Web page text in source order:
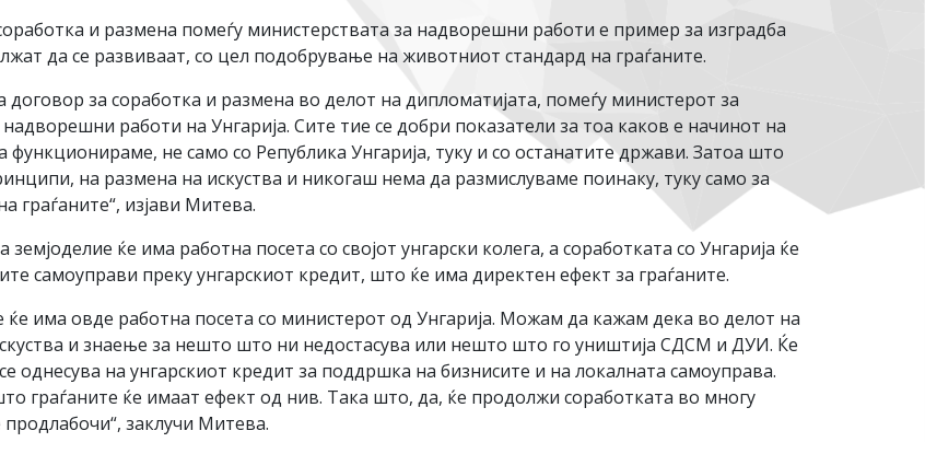
и размена помеѓу министерствата за надворешни работи е пример за изградба
да се развиваат, со цел подобрување на животниот стандард на граѓаните.
за соработка и размена во делот на дипломатијата, помеѓу министерот за
работи на Унгарија. Сите тие се добри показатели за тоа каков е начинот на
не само со Република Унгарија, туку и со останатите држави. Затоа што
на размена на искуства и никогаш нема да размислуваме поинаку, туку само за
граѓаните“, изјави Митева.
ќе има работна посета со својот унгарски колега, а соработката со Унгарија ќе
самоуправи преку унгарскиот кредит, што ќе има директен ефект за граѓаните.
ќе има овде работна посета со министерот од Унгарија. Можам да кажам дека во делот на
и знаење за нешто што ни недостасува или нешто што го уништија СДСМ и ДУИ. Ќе
однесува на унгарскиот кредит за поддршка на бизнисите и на локалната самоуправа.
граѓаните ќе имаат ефект од нив. Така што, да, ќе продолжи соработката во многу
продлабочи“, заклучи Митева.